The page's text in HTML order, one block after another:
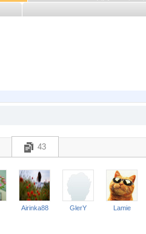
43
Airinka88 GlerY Lamie